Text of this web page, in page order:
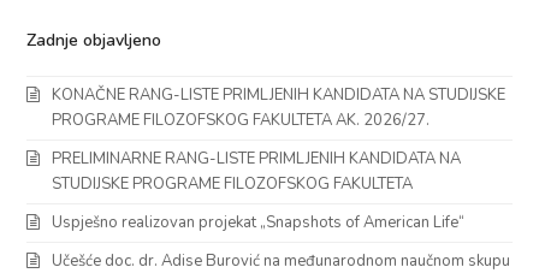
Zadnje objavljeno
KONAČNE RANG-LISTE PRIMLJENIH KANDIDATA NA STUDIJSKE
PROGRAME FILOZOFSKOG FAKULTETA AK. 2026/27.
PRELIMINARNE RANG-LISTE PRIMLJENIH KANDIDATA NA
STUDIJSKE PROGRAME FILOZOFSKOG FAKULTETA
Uspješno realizovan projekat „Snapshots of American Life“
Učešće doc. dr. Adise Burović na međunarodnom naučnom skupu